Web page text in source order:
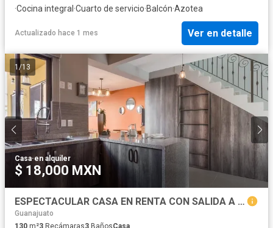
·Cocina integral·Cuarto de servicio·Balcón·Azotea
Actualizado hace 1 mes Ver en detalle
1 /13
Casa·en alquiler
$ 18,000 MXN
ESPECTACULAR CASA EN RENTA CON SALIDA A LA ALBERCA, ZIRANDARO CLUB DE GOLF
Guanajuato
130 m²3 Recámaras3 BañosCasa